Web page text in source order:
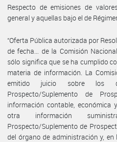
Respecto de emisiones de
general y aquellas bajo el de
“Oferta Pública autorizada por
de fecha... de la Comisión
sólo significa que se ha cumplido
materia de información. La
emitido juicio sobre los
Prospecto/Suplemento de
información contable,
otra información
Prospecto/Suplemento de
del órgano de administración y,